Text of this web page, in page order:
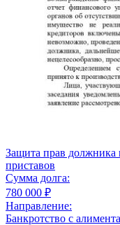
Защита прав должника
приставов
Сумма долга:
780 000 ₽
Направление:
Банкротство с